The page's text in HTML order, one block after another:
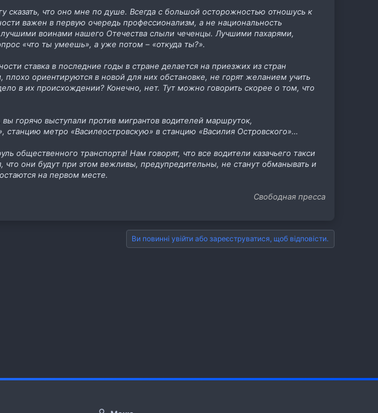
сказать, что оно мне по душе. Всегда с большой осторожностью отношусь к
важен в первую очередь профессионализм, а не национальность
лучшими воинами нашего Отечества слыли чеченцы. Лучшими пахарями,
«что ты умеешь», а уже потом – «откуда ты?».
ставка в последние годы в стране делается на приезжих из стран
ориентируются в новой для них обстановке, не горят желанием учить
в их происхождении? Конечно, нет. Тут можно говорить скорее о том, что
горячо выступали против мигрантов водителей маршруток,
метро «Василеостровскую» в станцию «Василия Островского»…
общественного транспорта! Нам говорят, что все водители казачьего такси
они будут при этом вежливы, предупредительны, не станут обманывать и
на первом месте.
Свободная пресса
Ви повинні увійти або зареєструватися, щоб відповісти.